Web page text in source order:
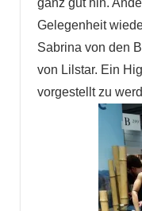
ganz gut hin.
Gelegenheit
Sabrina von den
von Lilstar. Ein
vorgestellt zu